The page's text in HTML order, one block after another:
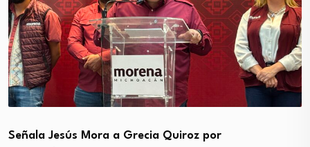
Señala Jesús Mora a Grecia Quiroz por